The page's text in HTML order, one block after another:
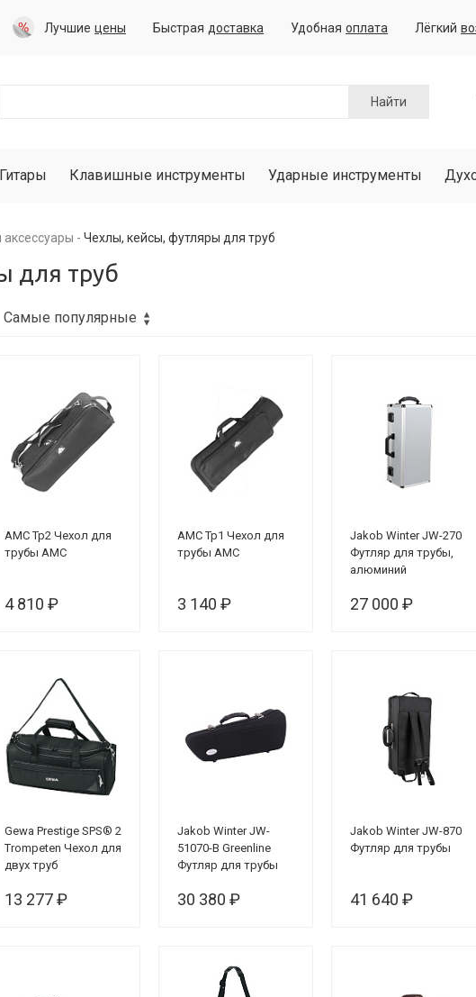
Лучшие цены Быстрая доставка Удобная оплата Лёгкий
Найти
Гитары Клавишные инструменты Ударные инструменты
аксессуары Чехлы, кейсы, футляры для труб
для труб
AMC Тр2 Чехол для
трубы АМС
4 810 ₽
AMC Тр1 Чехол для
трубы АМС
3 140 ₽
Jakob Winter JW-270
Футляр для трубы,
алюминий
27 000 ₽
Gewa Prestige SPS® 2
Trompeten Чехол для
двух труб
13 277 ₽
Jakob Winter JW-
51070-B Greenline
Футляр для трубы
30 380 ₽
Jakob Winter JW-870
Футляр для трубы
41 640 ₽